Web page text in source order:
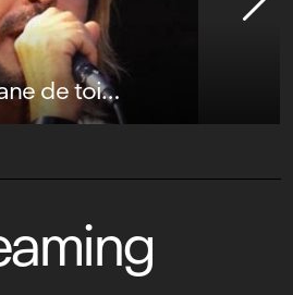
de toi…